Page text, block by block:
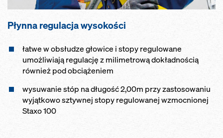
Płynna regulacja wysokości
łatwe w obsłudze głowice i stopy regulowane
umożliwiają regulację z milimetrową dokładnością
również pod obciążeniem
wysuwanie stóp na długość 2,00m przy zastosowaniu
wyjątkowo sztywnej stopy regulowanej wzmocnionej
Staxo 100